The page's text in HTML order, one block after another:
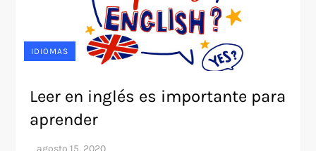
IDIOMAS
Leer en inglés es importante para
aprender